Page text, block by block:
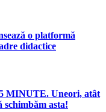
o platformă
didactice
MINUTE. Uneori, atât
schimbăm asta!